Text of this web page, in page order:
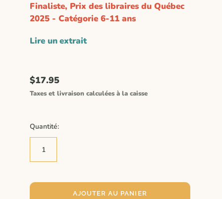
Finaliste, Prix des libraires du Québec
2025 - Catégorie 6-11 ans
Lire unextrait
$17.95
Taxes et livraison calculées à la caisse
Quantité:
AJOUTER AU PANIER